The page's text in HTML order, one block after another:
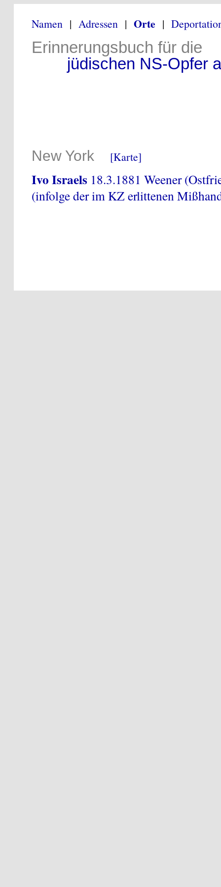
Namen | Adressen | Orte |
Erinnerungsbuch für die
jüdischen NS-Opfer
New York [Karte]
Ivo Israels 18.3.1881 Weener
(infolge der im KZ erlittenen